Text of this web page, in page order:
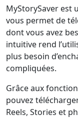
MyStorySaver est
vous permet de
dont vous avez
intuitive rend
plus besoin
compliquées.
Grâce aux
pouvez
Reels, Stories et